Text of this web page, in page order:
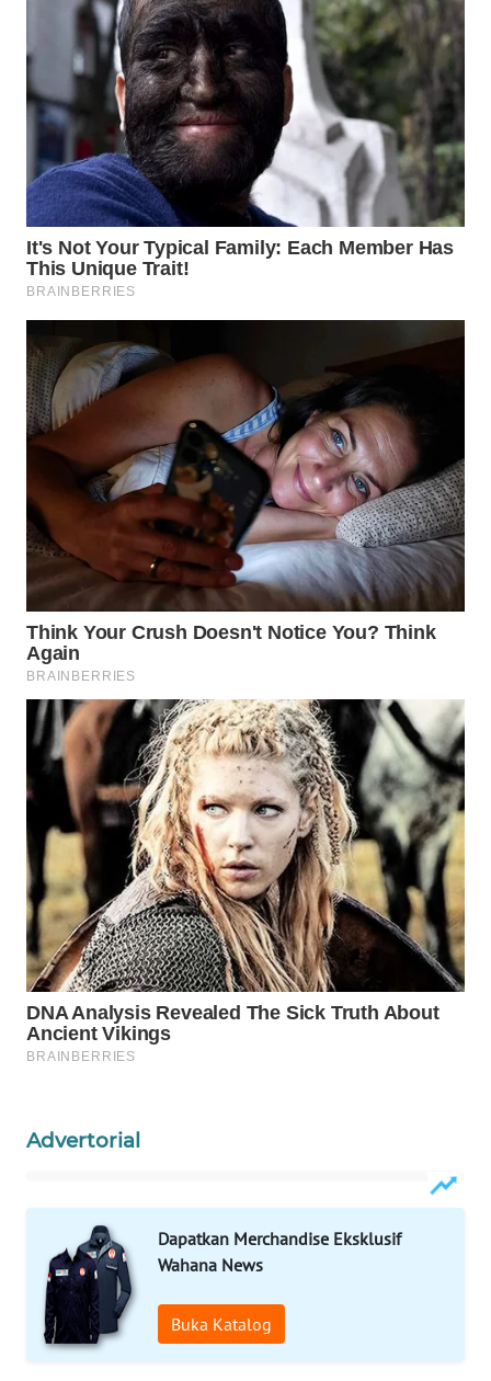
Advertorial
Dapatkan Merchandise Eksklusif
Wahana News
Buka Katalog
WAHANA
UMKM
WAHANA
SELEB
WAHANA
PERSONA
WAHANA
OTOMOTIF
WAHANA
HEALTH
WAHANA
DESA
WISATA
LAPAK
WAHANA
Wahana
Network
KONSUMEN
LISTRIK
MASYARAKAT
KELISTRIKAN
WALINKI
ID
MAWAKA
ID
MARTABAT
NET
WATCH
LPKKI
LKKI
KOPEKLIN